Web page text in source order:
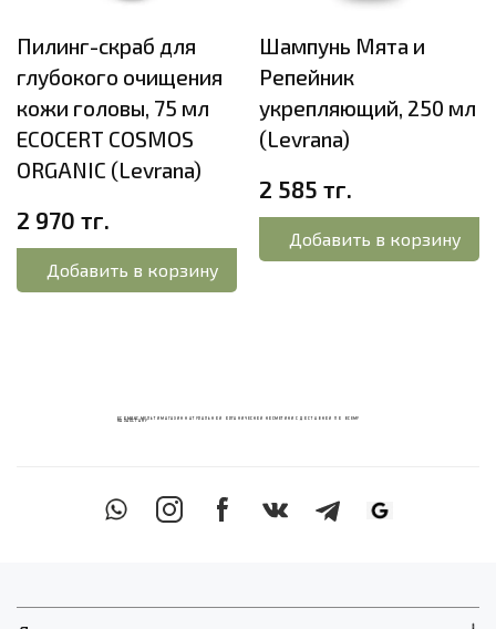
Пилинг-скраб для
глубокого очищения
кожи головы, 75 мл
ECOCERT COSMOS
ORGANIC (Levrana)
2 970 тг.
Добавить в корзину
Шампунь Мята и
Репейник
укрепляющий, 250 мл
(Levrana)
2 585 тг.
Добавить в корзину
ECOМИКС МУЛЬТИМАГАЗИН НАТУРАЛЬНОЙ ОРГАНИЧЕСКОЙ КОСМЕТИКИ С ДОСТАВКОЙ ПО ВСЕМУ
КАЗАХСТАНУ